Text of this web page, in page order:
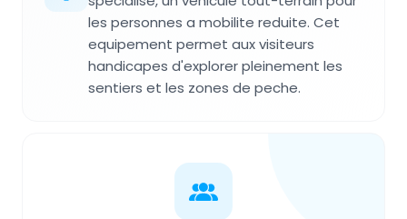
les personnes a mobilite reduite. Cet
equipement permet aux visiteurs
handicapes d'explorer pleinement les
sentiers et les zones de peche.